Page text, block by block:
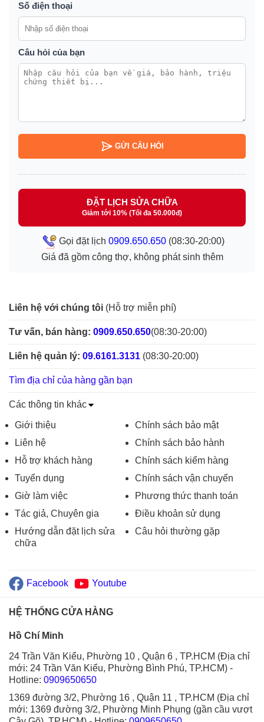
Số điện thoại
Câu hỏi của bạn
GỬI CÂU HỎI
ĐẶT LỊCH SỬA CHỮA
Giảm tới 10% (Tối đa 50.000đ)
Gọi đặt lịch 0909.650.650(08:30-20:00)
Giá đã gồm công thợ, không phát sinh thêm
Liên hệ với chúng tôi (Hỗ trợ miễn phí)
Tư vấn, bán hàng: 0909.650.650(08:30-20:00)
Liên hệ quản lý: 09.6161.3131 (08:30-20:00)
Tìm địa chỉ của hàng gần bạn
Các thông tin khác
Giới thiệu
Liên hệ
Hỗ trợ khách hàng
Tuyển dụng
Giờ làm việc
Tác giả, Chuyên gia
Hướng dẫn đặt lịch sửa
chữa
Chính sách bảo mật
Chính sách bảo hành
Chính sách kiểm hàng
Chính sách vận chuyển
Phương thức thanh toán
Điều khoản sử dụng
Câu hỏi thường gặp
Facebook Youtube
HỆ THỐNG CỬA HÀNG
Hồ Chí Minh
24 Trần Văn Kiểu, Phường 10 , Quận 6 , TP.HCM (Địa chỉ
mới: 24 Trần Văn Kiểu, Phường Bình Phú, TP.HCM) -
Hotline: 0909650650
1369 đường 3/2, Phường 16 , Quận 11 , TP.HCM (Địa chỉ
mới: 1369 đường 3/2, Phường Minh Phụng (gần cầu vượt